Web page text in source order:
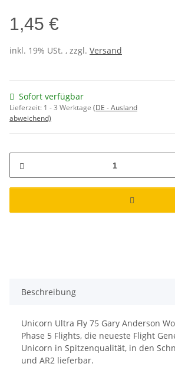
1,45 €
inkl. 19% USt. , zzgl. Versand
Sofort verfügbar
Lieferzeit: 1 - 3 Werktage (DE - Ausland
abweichend)
Beschreibung
Unicorn Ultra Fly 75 Gary Anderson
Phase 5 Flights, die neueste Flight
Unicorn in Spitzenqualität, in den
und AR2 lieferbar.